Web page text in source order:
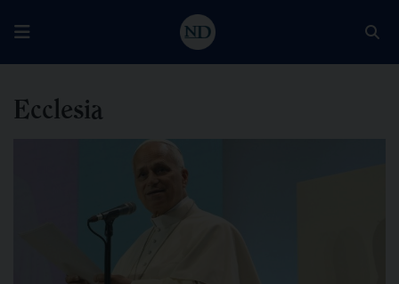
Ecclesia